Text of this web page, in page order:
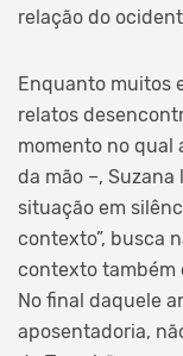
relação do
Enquanto muitos
relatos
momento no qual
da mão –,
situação em
contexto”, busca
contexto também
No final daquele
aposentadoria,